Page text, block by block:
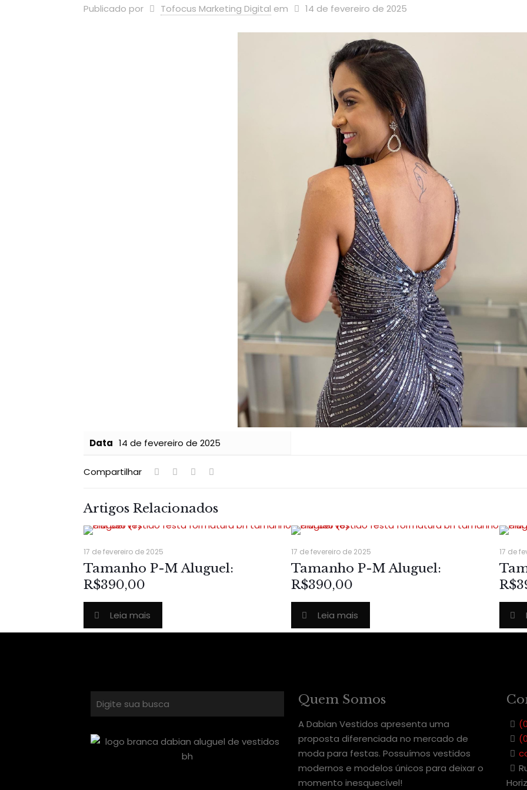
Publicado por Tofocus Marketing Digital em 14 de fevereiro de 2025
Data 14 de fevereiro de 2025
Compartilhar
Artigos Relacionados
17 de fevereiro de 2025
Tamanho P-M Aluguel:
R$390,00
Leia mais
17 de fevereiro de 2025
Tamanho P-M Aluguel:
R$390,00
Leia mais
17 de
Quem Somos
A Dabian Vestidos apresenta uma
proposta diferenciada no mercado de
moda para festas. Possuímos vestidos
modernos e modelos únicos para deixar o
momento inesquecível!